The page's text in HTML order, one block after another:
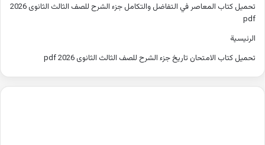
تحميل كتاب المعاصر في التفاضل والتكامل جزء الشرح للصف الثالث الثانوى 2026
pdf
الرئيسية
تحميل كتاب الامتحان تاريخ جزء الشرح للصف الثالث الثانوى 2026 pdf